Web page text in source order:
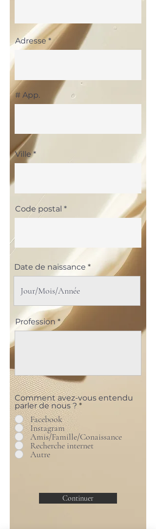
Adresse
# App.
Ville
Code postal
Date de naissance
Profession
Comment avez-vous entendu
parler de nous ? *
Facebook
Instagram
Amis/Famille/Conaissance
Recherche internet
Autre
Continuer